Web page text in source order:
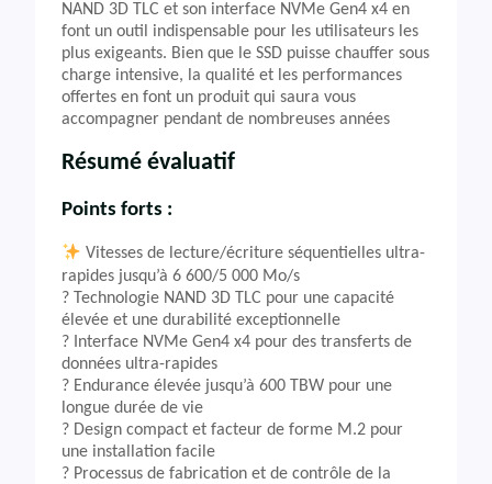
NAND 3D TLC et son interface NVMe Gen4 x4 en
font un outil indispensable pour les utilisateurs les
plus exigeants. Bien que le SSD puisse chauffer sous
charge intensive, la qualité et les performances
offertes en font un produit qui saura vous
accompagner pendant de nombreuses années
Résumé évaluatif
Points forts :
Vitesses de lecture/écriture séquentielles ultra-
rapides jusqu’à 6 600/5 000 Mo/s
?️ Technologie NAND 3D TLC pour une capacité
élevée et une durabilité exceptionnelle
? Interface NVMe Gen4 x4 pour des transferts de
données ultra-rapides
?️ Endurance élevée jusqu’à 600 TBW pour une
longue durée de vie
? Design compact et facteur de forme M.2 pour
une installation facile
? Processus de fabrication et de contrôle de la